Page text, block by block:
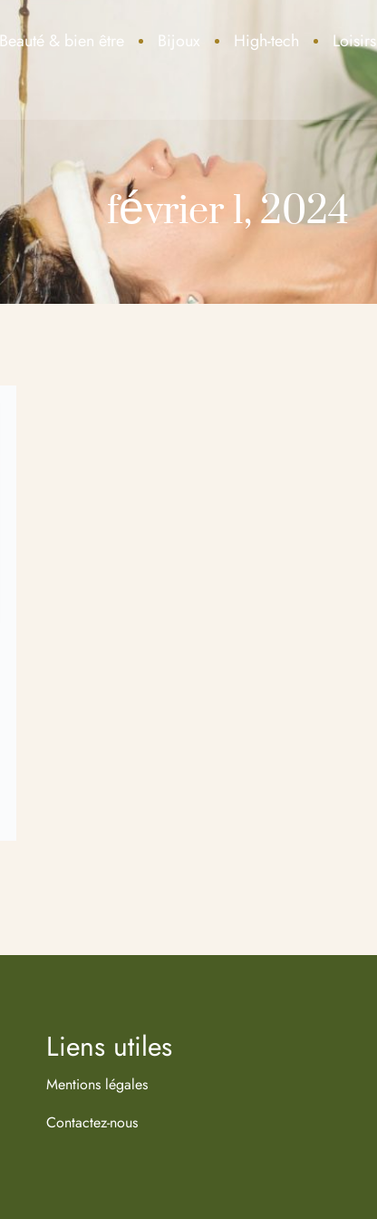
Beauté & bien être Bijoux High-tech Loisirs
février 1, 2024
Liens utiles
Mentions légales
Contactez-nous